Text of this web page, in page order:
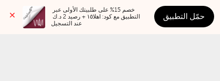
عند التسجيل
حمّل التطبيق